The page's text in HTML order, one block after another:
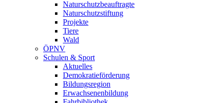
Naturschutzbeauftragte
Naturschutzstiftung
Projekte
Tiere
Wald
ÖPNV
Schulen & Sport
Aktuelles
Demokratieförderung
Bildungsregion
Erwachsenenbildung